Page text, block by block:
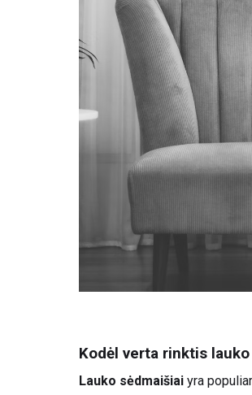
Kodėl verta rinktis
Lauko sėdmaišiai yra